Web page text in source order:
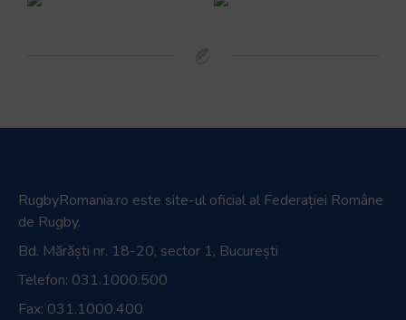
RugbyRomania.ro este site-ul oficial al Federației Române
de Rugby.
Bd. Mărăști nr. 18-20, sector 1, București
Telefon: 031.1000.500
Fax: 031.1000.400